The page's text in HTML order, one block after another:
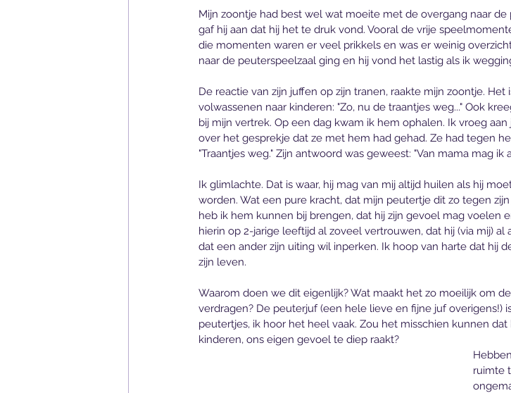
Mijn zoontje had best wel wat moeite met de overgang naar
gaf hij aan dat hij het te druk vond. Vooral de vrije
die momenten waren er veel prikkels en was er weinig
naar de peuterspeelzaal ging en hij vond het lastig als ik
De reactie van zijn juffen op zijn tranen, raakte mijn zoontje.
volwassenen naar kinderen: "Zo, nu de traantjes weg..." Ook
bij mijn vertrek. Op een dag kwam ik hem ophalen. Ik vroeg
over het gesprekje dat ze met hem had gehad. Ze had tegen
"Traantjes weg." Zijn antwoord was geweest: "Van mama mag ik
Ik glimlachte. Dat is waar, hij mag van mij altijd huilen als hij
worden. Wat een pure kracht, dat mijn peutertje dit zo tegen
heb ik hem kunnen bij brengen, dat hij zijn gevoel mag voelen
hierin op 2-jarige leeftijd al zoveel vertrouwen, dat hij (via mij)
dat een ander zijn uiting wil inperken. Ik hoop van harte dat hij
zijn leven.
Waarom doen we dit eigenlijk? Wat maakt het zo moeilijk om
verdragen? De peuterjuf (een hele lieve en fijne juf overigens!)
peutertjes, ik hoor het heel vaak. Zou het misschien kunnen
kinderen, ons eigen gevoel te diep raakt?
ruimte